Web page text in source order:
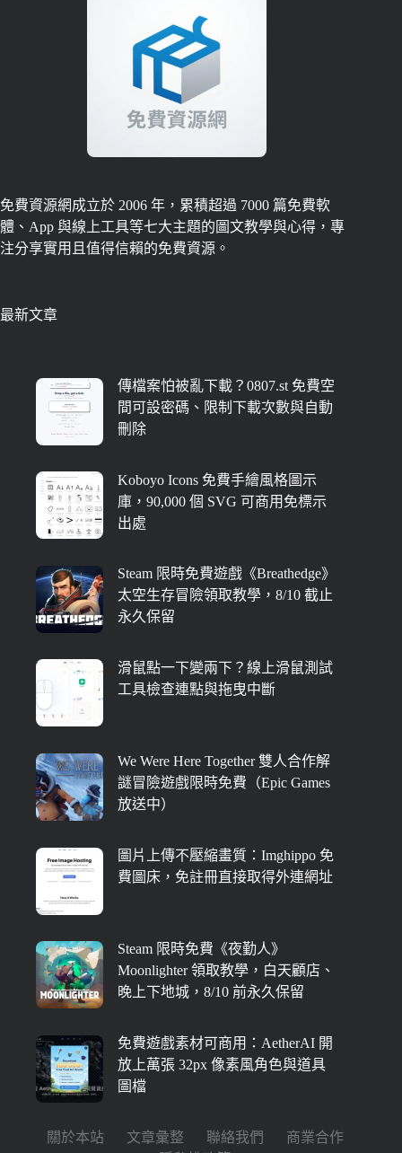
免費資源網成立於 2006 年，累積超過 7000 篇免費軟
體、App 與線上工具等七大主題的圖文教學與心得，專
注分享實用且值得信賴的免費資源。
最新文章
傳檔案怕被亂下載？0807.st 免費空
間可設密碼、限制下載次數與自動
刪除
Koboyo Icons 免費手繪風格圖示
庫，90,000 個 SVG 可商用免標示
出處
Steam 限時免費遊戲《Breathedge》
太空生存冒險領取教學，8/10 截止
永久保留
滑鼠點一下變兩下？線上滑鼠測試
工具檢查連點與拖曳中斷
We Were Here Together 雙人合作解
謎冒險遊戲限時免費（Epic Games
放送中）
圖片上傳不壓縮畫質：Imghippo 免
費圖床，免註冊直接取得外連網址
Steam 限時免費《夜勤人》
Moonlighter 領取教學，白天顧店、
晚上下地城，8/10 前永久保留
免費遊戲素材可商用：AetherAI 開
放上萬張 32px 像素風角色與道具
圖檔
關於本站 文章彙整 聯絡我們
商業合作